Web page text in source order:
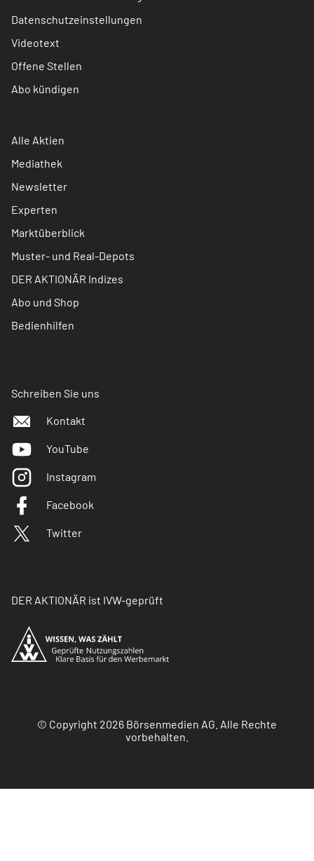
Datenschutzeinstellungen
Videotext
Offene Stellen
Abo kündigen
Alle Aktien
Mediathek
Newsletter
Experten
Marktüberblick
Muster- und Real-Depots
DER AKTIONÄR Indizes
Abo und Shop
Bedienhilfen
Schreiben Sie uns
Kontakt
YouTube
Instagram
Facebook
Twitter
DER AKTIONÄR ist IVW-geprüft
© Copyright 2026 Börsenmedien AG. Alle Rechte
vorbehalten.